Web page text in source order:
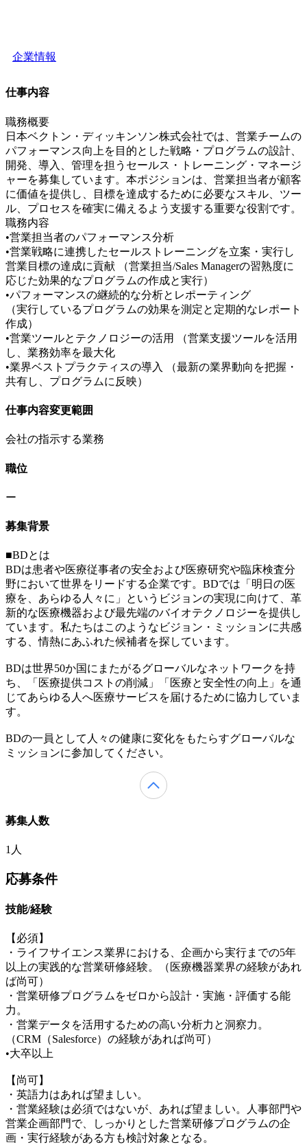
企業情報
仕事内容
職務概要
日本ベクトン・ディッキンソン株式会社では、営業チームの
パフォーマンス向上を目的とした戦略・プログラムの設計、
開発、導入、管理を担うセールス・トレーニング・マネージ
ャーを募集しています。本ポジションは、営業担当者が顧客
に価値を提供し、目標を達成するために必要なスキル、ツー
ル、プロセスを確実に備えるよう支援する重要な役割です。
職務内容
•営業担当者のパフォーマンス分析
•営業戦略に連携したセールストレーニングを立案・実行し
営業目標の達成に貢献 （営業担当/Sales Managerの習熟度に
応じた効果的なプログラムの作成と実行）
•パフォーマンスの継続的な分析とレポーティング
（実行しているプログラムの効果を測定と定期的なレポート
作成）
•営業ツールとテクノロジーの活用 （営業支援ツールを活用
し、業務効率を最大化
•業界ベストプラクティスの導入 （最新の業界動向を把握・
共有し、プログラムに反映）
仕事内容変更範囲
会社の指示する業務
職位
ー
募集背景
■BDとは
BDは患者や医療従事者の安全および医療研究や臨床検査分
野において世界をリードする企業です。BDでは「明日の医
療を、あらゆる人々に」というビジョンの実現に向けて、革
新的な医療機器および最先端のバイオテクノロジーを提供し
ています。私たちはこのようなビジョン・ミッションに共感
する、情熱にあふれた候補者を探しています。
BDは世界50か国にまたがるグローバルなネットワークを持
ち、「医療提供コストの削減」「医療と安全性の向上」を通
じてあらゆる人へ医療サービスを届けるために協力していま
す。
BDの一員として人々の健康に変化をもたらすグローバルな
ミッションに参加してください。
募集人数
1人
応募条件
技能/経験
【必須】
・ライフサイエンス業界における、企画から実行までの5年
以上の実践的な営業研修経験。（医療機器業界の経験があれ
ば尚可）
・営業研修プログラムをゼロから設計・実施・評価する能
力。
・営業データを活用するための高い分析力と洞察力。
（CRM（Salesforce）の経験があれば尚可）
•大卒以上
【尚可】
・英語力はあれば望ましい。
・営業経験は必須ではないが、あれば望ましい。人事部門や
営業企画部門で、しっかりとした営業研修プログラムの企
画・実行経験がある方も検討対象となる。